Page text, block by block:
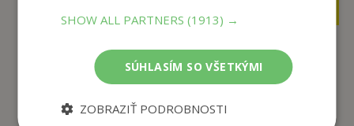
Matematika nás baví
Korytková Ivana
Fakty a triky zo sveta
vedy
SHOW ALL PARTNERS(1913) →
SÚHLASÍM SO VŠETKÝMI
ZOBRAZIŤ PODROBNOSTI